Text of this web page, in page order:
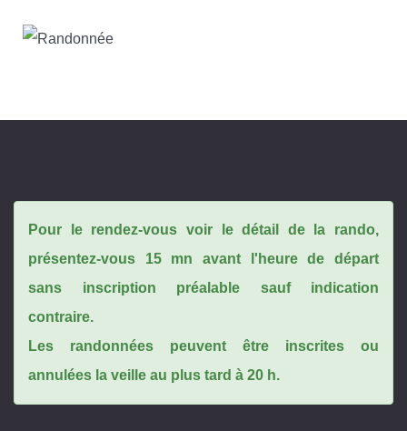
Pour le rendez-vous voir le détail de la rando,
présentez-vous 15 mn avant l'heure de départ
sans inscription préalable sauf indication
contraire.
Les randonnées peuvent être inscrites ou
annulées la veille au plus tard à 20 h.